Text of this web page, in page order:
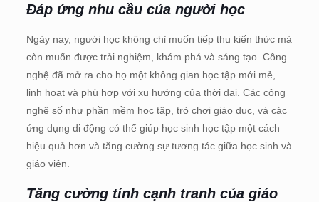
Đáp ứng nhu cầu của người học
Ngày nay, người học không chỉ muốn tiếp thu kiến thức mà
còn muốn được trải nghiệm, khám phá và sáng tạo. Công
nghệ đã mở ra cho họ một không gian học tập mới mẻ,
linh hoạt và phù hợp với xu hướng của thời đại. Các công
nghệ số như phần mềm học tập, trò chơi giáo dục, và các
ứng dụng di động có thể giúp học sinh học tập một cách
hiệu quả hơn và tăng cường sự tương tác giữa học sinh và
giáo viên.
Tăng cường tính cạnh tranh của giáo